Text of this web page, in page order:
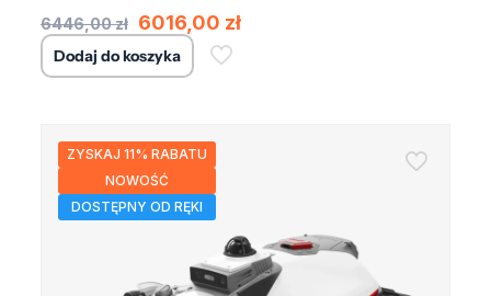
6446,00zł Pierwotna
cena
wynosiła:
6446,00 zł.
6016,00 złAktualna
Dodaj do koszyka
ZYSKAJ 11% RABATU
NOWOŚĆ
DOSTĘPNY OD RĘKI